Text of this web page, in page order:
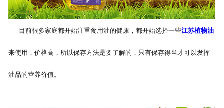
走进晶森
公司官网
目前很多家庭都开始注重食用油的健康，都开始选择一些江苏植物油
来使用，价格高，所以保存方法是要了解的，只有保存得当才可以发挥
油品的营养价值。